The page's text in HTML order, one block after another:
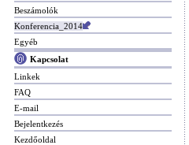
Beszámolók
Konferencia_2014
Egyéb
Kapcsolat
Linkek
FAQ
E-mail
Bejelentkezés
Kezdőoldal